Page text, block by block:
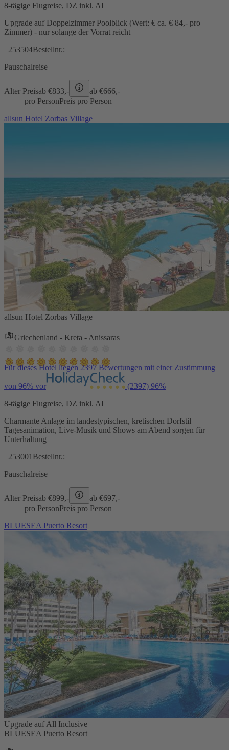
8-tägige Flugreise, DZ inkl. AI
Upgrade auf Doppelzimmer Poolblick (Wert: € ca. € 84,- pro
Zimmer) - nur solange der Vorrat reicht
253504Bestellnr.:
Pauschalreise
Alter Preisab €833,- ab €666,-
pro PersonPreis pro Person
allsun Hotel Zorbas Village
allsun Hotel Zorbas Village
Griechenland - Kreta - Anissaras
Für dieses Hotel liegen 2397 Bewertungen mit einer Zustimmung
von 96% vor (2397) 96%
8-tägige Flugreise, DZ inkl. AI
Charmante Anlage im landestypischen, kretischen Dorfstil
Tagesanimation, Live-Musik und Shows am Abend sorgen für
Unterhaltung
253001 Bestellnr.:
Pauschalreise
Alter Preisab €899,- ab €697,-
pro PersonPreis pro Person
BLUESEA Puerto Resort
Upgrade auf All Inclusive
BLUESEA Puerto Resort